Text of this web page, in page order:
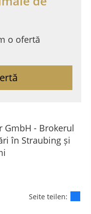
o ofertă
GmbH - Brokerul
în Straubing și
Seite teilen: